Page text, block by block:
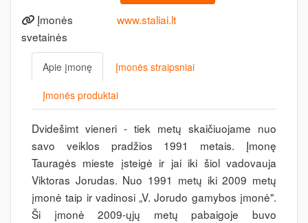
Įmonės
svetainės
www.staliai.lt
Apie įmonę Įmonės straipsniai
Įmonės produktai
Dvidešimt vieneri - tiek metų skaičiuojame nuo
savo veiklos pradžios 1991 metais. Įmonę
Tauragės mieste įsteigė ir jai iki šiol vadovauja
Viktoras Jorudas. Nuo 1991 metų iki 2009 metų
įmonė taip ir vadinosi „V. Jorudo gamybos įmonė".
Ši įmonė 2009-ųjų metų pabaigoje buvo